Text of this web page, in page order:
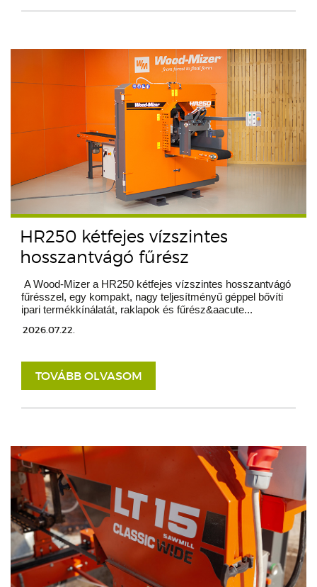
HR250 kétfejes vízszintes
hosszantvágó fűrész
A Wood-Mizer a HR250 kétfejes vízszintes hosszantvágó
fűrésszel, egy kompakt, nagy teljesítményű géppel bővíti
ipari termékkínálatát, raklapok és fűrész&aacute...
2026.07.22.
TOVÁBB OLVASOM